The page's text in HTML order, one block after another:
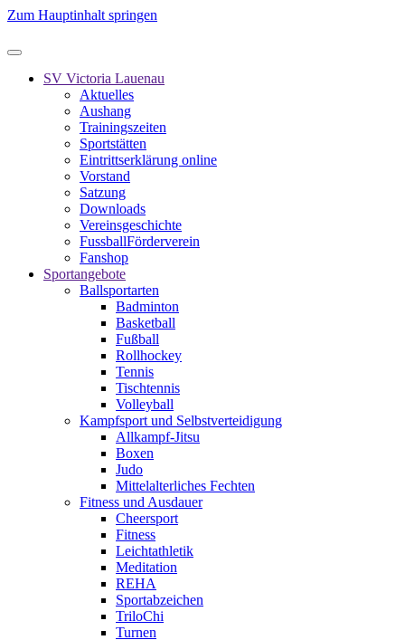
Zum Hauptinhalt springen
SV Victoria Lauenau
Aktuelles
Aushang
Trainingszeiten
Sportstätten
Eintrittserklärung online
Vorstand
Satzung
Downloads
Vereinsgeschichte
FussballFörderverein
Fanshop
Sportangebote
Ballsportarten
Badminton
Basketball
Fußball
Rollhockey
Tennis
Tischtennis
Volleyball
Kampfsport und Selbstverteidigung
Allkampf-Jitsu
Boxen
Judo
Mittelalterliches Fechten
Fitness und Ausdauer
Cheersport
Fitness
Leichtathletik
Meditation
REHA
Sportabzeichen
TriloChi
Turnen